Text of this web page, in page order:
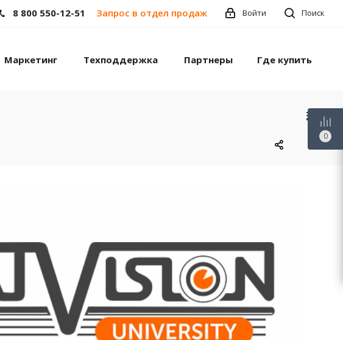
Поиск
Войти
8 800 550-12-51 Запрос в отдел продаж
Маркетинг Техподдержка Партнеры Где купить
0